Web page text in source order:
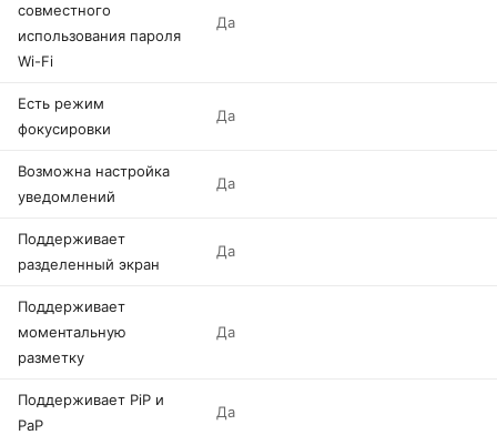
совместного
использования пароля
Wi-Fi
Да
Есть режим
фокусировки
Да
Возможна настройка
уведомлений
Да
Поддерживает
разделенный экран
Да
Поддерживает
моментальную
разметку
Да
Поддерживает PiP и
PaP
Да